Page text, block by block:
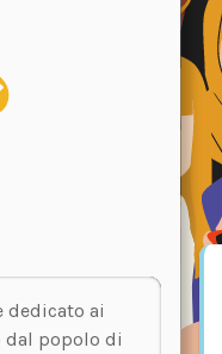
dedicato ai
dal popolo di